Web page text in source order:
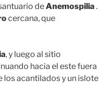
deAnemospilia.
cercana, que
, y luego al sitio
hacia el este fuera
los acantilados y un islote